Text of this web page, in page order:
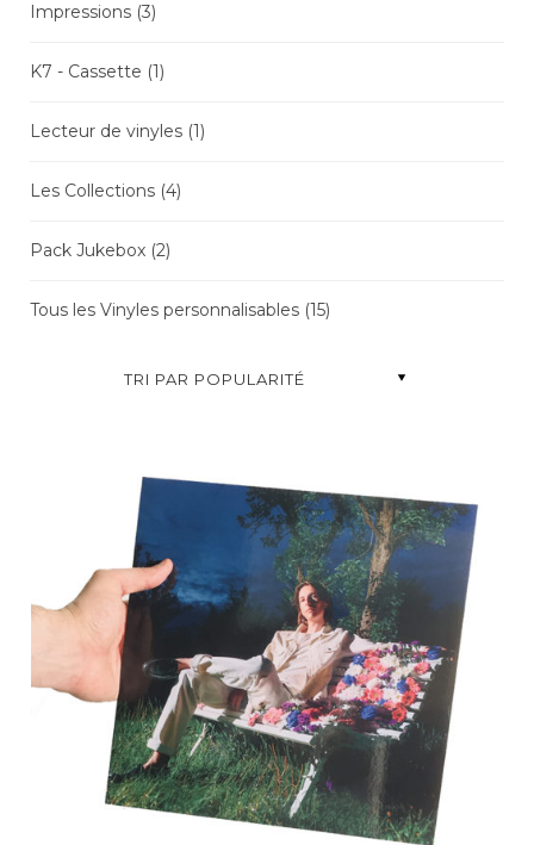
Impressions (3)
K7 - Cassette (1)
Lecteur de vinyles (1)
Les Collections (4)
Pack Jukebox (2)
Tous les Vinyles personnalisables (15)